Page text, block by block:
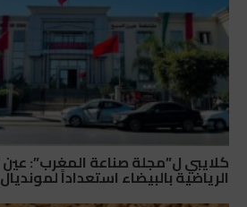
كلايبي ل”مجلة صناعة المغرب”: عين
الرياضية بالبيضاء استعداداً لمونديال 2030